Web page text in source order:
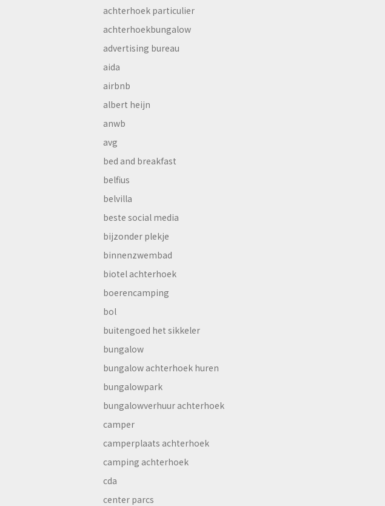
achterhoek particulier
achterhoekbungalow
advertising bureau
aida
airbnb
albert heijn
anwb
avg
bed and breakfast
belfius
belvilla
beste social media
bijzonder plekje
binnenzwembad
biotel achterhoek
boerencamping
bol
buitengoed het sikkeler
bungalow
bungalow achterhoek huren
bungalowpark
bungalowverhuur achterhoek
camper
camperplaats achterhoek
camping achterhoek
cda
center parcs